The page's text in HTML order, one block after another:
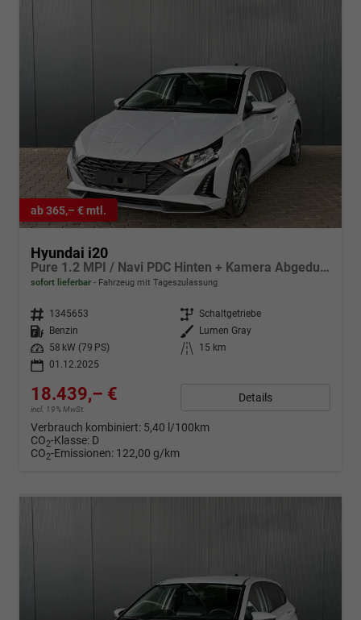
ab 365,– € mtl.
Hyundai i20
Pure 1.2 MPI / Navi PDC Hinten + Kamera Abgedunkelte Scheiben Tempomat Alu 16"
sofort lieferbar Fahrzeug mit Tageszulassung
Fahrzeugnr. 1345653 Getriebe Schaltgetriebe
Kraftstoff
Benzin Außenfarbe
Lumen Gray
Leistung
58 kW (79 PS) Kilometerstand
15 km
01.12.2025
18.439,– €
incl. 19% MwSt.
Details
Verbrauch kombiniert: 5,40 l/100km
CO2-Klasse: D
CO2-Emissionen: 122,00 g/km